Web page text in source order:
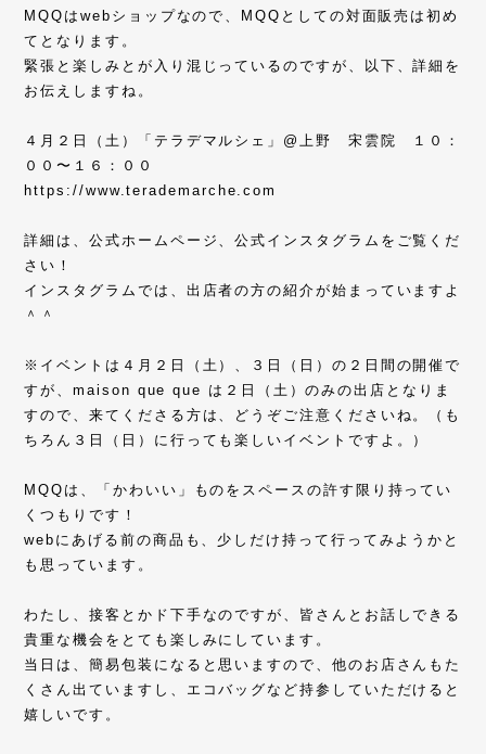
MQQはwebショップなので、MQQとしての対面販売は初め
てとなります。
緊張と楽しみとが入り混じっているのですが、以下、詳細を
お伝えしますね。
４月２日（土）「テラデマルシェ」@上野 宋雲院 １０：
００〜１６：００
https://www.terademarche.com
詳細は、公式ホームページ、公式インスタグラムをご覧くだ
さい！
インスタグラムでは、出店者の方の紹介が始まっていますよ
＾＾
※イベントは４月２日（土）、３日（日）の２日間の開催で
すが、maison que que は２日（土）のみの出店となりま
すので、来てくださる方は、どうぞご注意くださいね。（も
ちろん３日（日）に行っても楽しいイベントですよ。）
MQQは、「かわいい」ものをスペースの許す限り持ってい
くつもりです！
webにあげる前の商品も、少しだけ持って行ってみようかと
も思っています。
わたし、接客とかド下手なのですが、皆さんとお話しできる
貴重な機会をとても楽しみにしています。
当日は、簡易包装になると思いますので、他のお店さんもた
くさん出ていますし、エコバッグなど持参していただけると
嬉しいです。